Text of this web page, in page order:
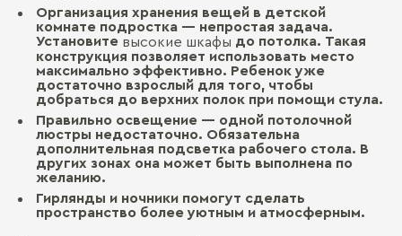
Организация хранения вещей в детской
комнате подростка — непростая задача.
Установите высокие шкафы до потолка. Такая
конструкция позволяет использовать место
максимально эффективно. Ребенок уже
достаточно взрослый для того, чтобы
добраться до верхних полок при помощи стула.
Правильно освещение — одной потолочной
люстры недостаточно. Обязательна
дополнительная подсветка рабочего стола. В
других зонах она может быть выполнена по
желанию.
Гирлянды и ночники помогут сделать
пространство более уютным и атмосферным.